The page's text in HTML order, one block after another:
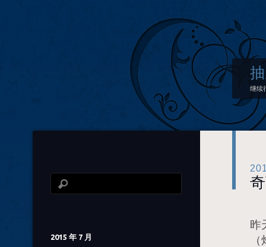
继续
昨
2015 年 7 月